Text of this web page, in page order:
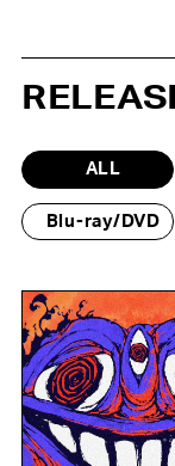
ALL
Blu-ray/DVD